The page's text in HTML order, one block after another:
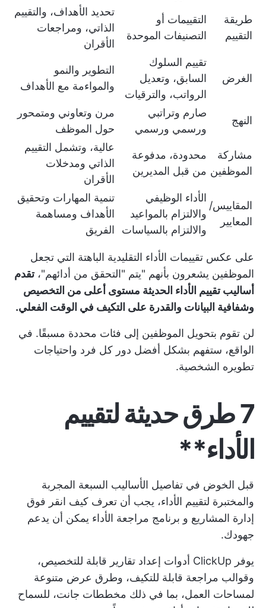
طريقة
التقييم
التقييمات أو
التصنيفات الموحدة
تحديد الأهداف، والتقييم
الذاتي، ومراجعات
الأقران
الغرض
تقييم السلوك
السابق، وتعديل
الرواتب، والترقيات
التطوير والنمو
والمواءمة مع الأهداف
النهج
صارم وتراتبي
ورسمي ورسمي
مرن وتعاوني ومتمحور
حول الموظف
مشاركة
الموظفين
محدودة، مدفوعة
من قبل المديرين
عالية، وتشمل التقييم
الذاتي ومدخلات
الأقران
المقاييس/
المعايير
الأداء الوظيفي
والالتزام بالمواعيد
والالتزام بالسياسات
تنمية المهارات وتحقيق
الأهداف ومساهمة
الفريق
على عكس تقييمات الأداء التقليدية الباهتة التي تجعل
الموظفين يشعرون بأنهم "يتم "التحقق من أدائهم"،تقدم
أساليب تقييم الأداء الحديثة مستوى أعلى من التخصيص
وشفافية البيانات والقدرة على التكيف في الوقت الفعلي.
لن تقوم بتحويل الموظفين إلى فئات محددة مسبقًا. في
الواقع، ستفهم بشكل أفضل دور كل فرد واحتياجات
تطويره الشخصية.
7 طرق حديثة لتقييم
الأداء**
قبل الخوض في تفاصيل الأساليب السبعة المجربة
والمختبرة لتقييم الأداء، يجب أن تعرف كيف انقر فوق
إدارة المشاريع و برنامج مراجعة الأداء يمكن أن يدعم
جهودك.
يوفر ClickUp أدوات إعداد تقارير قابلة للتخصيص،
وقوالب مراجعة قابلة للتكيف، وطرق عرض متنوعة
لمساحات العمل، بما في ذلك مخططات جانت، للسماح